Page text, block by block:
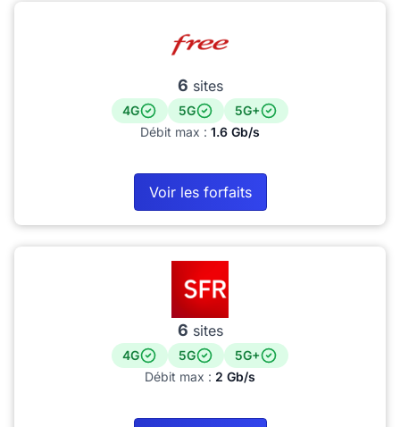
6 sites
4G 5G
5G+
Débit max : 1.6 Gb/s
Voir les forfaits
6 sites
4G 5G
5G+
Débit max : 2 Gb/s